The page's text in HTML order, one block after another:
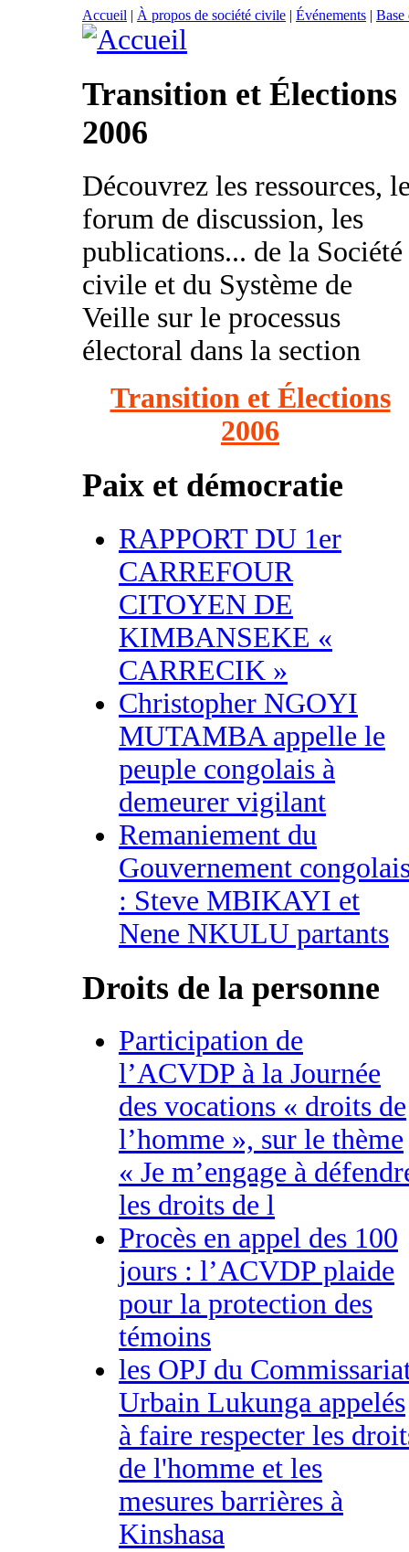
Accueil | À propos de société civile | Événements | Base
Transition et Élections
2006
Découvrez les ressources,
forum de discussion, les
publications... de la Société
civile et du Système de
Veille sur le processus
électoral dans la section
Transition et Élections
2006
Paix et démocratie
RAPPORT DU 1er
CARREFOUR
CITOYEN DE
KIMBANSEKE «
CARRECIK »
Christopher NGOYI
MUTAMBA appelle le
peuple congolais à
demeurer vigilant
Remaniement du
Gouvernement
: Steve MBIKAYI et
Nene NKULU partants
Droits de la personne
Participation de
l’ACVDP à la Journée
des vocations « droits de
l’homme », sur le thème
« Je m’engage à
les droits de l
Procès en appel des 100
jours : l’ACVDP plaide
pour la protection des
témoins
les OPJ du
Urbain Lukunga appelés
à faire respecter les
de l'homme et les
mesures barrières à
Kinshasa